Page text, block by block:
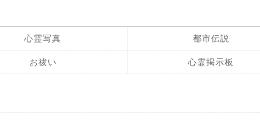
心霊写真 都市伝説
お祓い 心霊掲示板